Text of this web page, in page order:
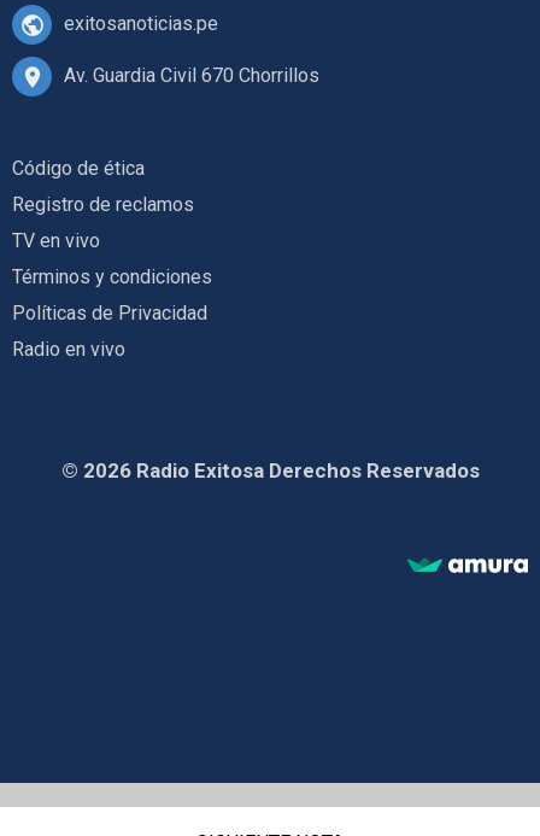
exitosanoticias.pe
Av. Guardia Civil 670 Chorrillos
Código de ética
Registro de reclamos
TV en vivo
Términos y condiciones
Políticas de Privacidad
Radio en vivo
© 2026 Radio Exitosa Derechos Reservados